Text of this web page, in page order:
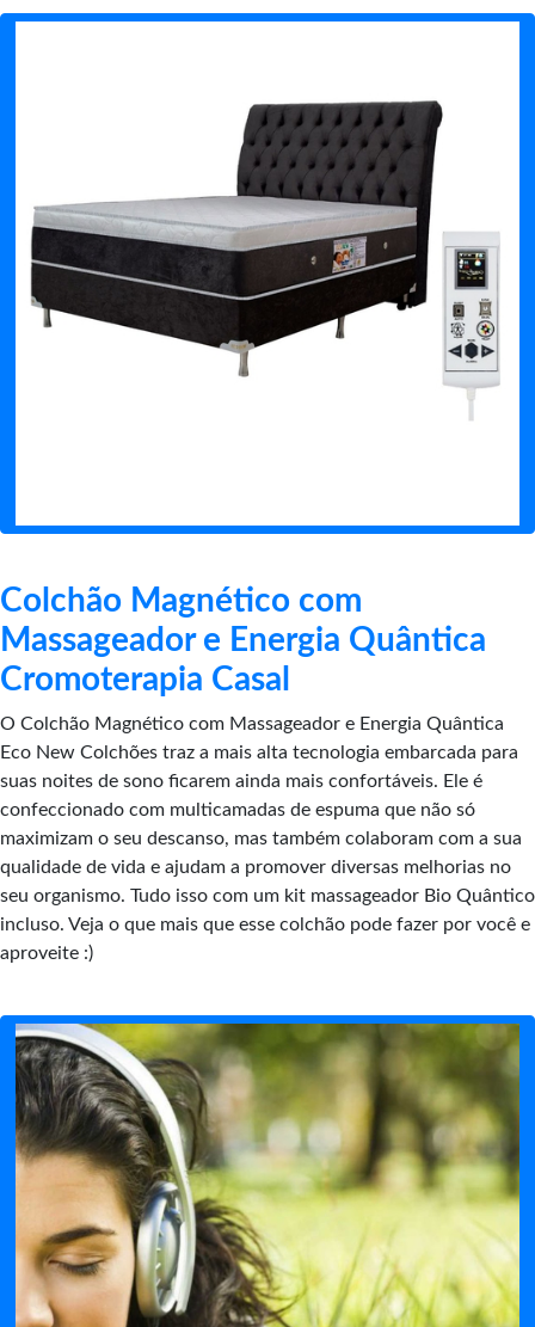
Colchão Magnético com
Massageador e Energia Quântica
Cromoterapia Casal
O Colchão Magnético com Massageador e Energia Quântica
Eco New Colchões traz a mais alta tecnologia embarcada para
suas noites de sono ficarem ainda mais confortáveis. Ele é
confeccionado com multicamadas de espuma que não só
maximizam o seu descanso, mas também colaboram com a sua
qualidade de vida e ajudam a promover diversas melhorias no
seu organismo. Tudo isso com um kit massageador Bio Quântico
incluso. Veja o que mais que esse colchão pode fazer por você e
aproveite :)